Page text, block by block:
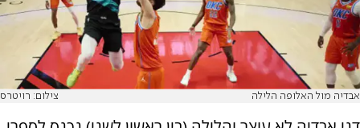
אבדיה מול האלופה הלילה צילום: רויטרס